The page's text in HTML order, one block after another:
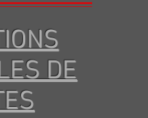
DE